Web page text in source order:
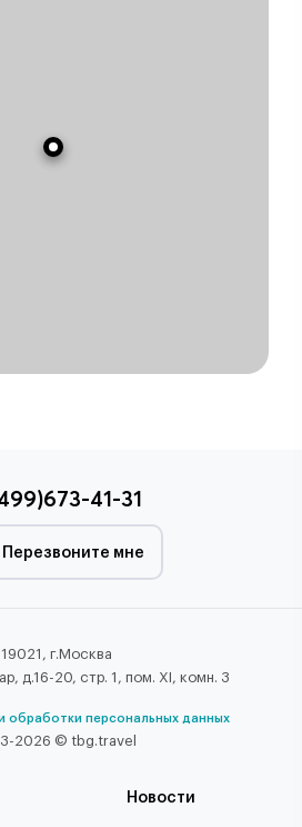
41-31
Перезвоните мне
г.Москва
д.16-20, стр. 1, пом. XI, комн. 3
обработки персональных данных
2026 © tbg.travel
Новости